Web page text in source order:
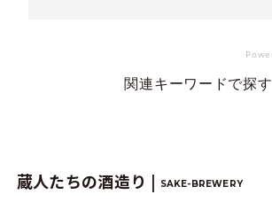
関連キーワードで探す
蔵人たちの酒造り | SAKE-BREWERY